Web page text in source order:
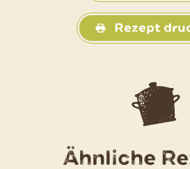
Rezept
Ähnliche